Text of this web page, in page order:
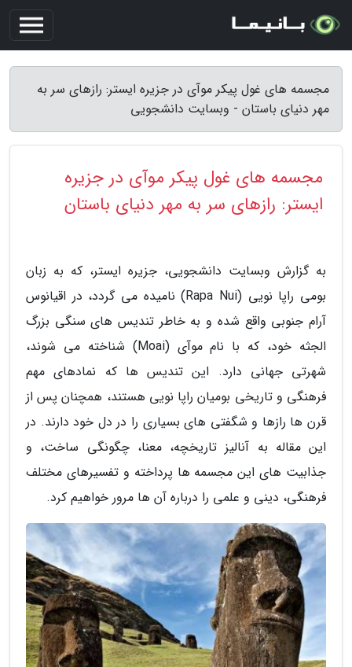
مجسمه های غول پیکر موآی در جزیره ایستر: رازهای سر به
مهر دنیای باستان - وبسایت دانشجویی
مجسمه های غول پیکر موآی در جزیره
ایستر: رازهای سر به مهر دنیای باستان
به گزارش وبسایت دانشجویی، جزیره ایستر، که به زبان
بومی راپا نویی (Rapa Nui) نامیده می گردد، در اقیانوس
آرام جنوبی واقع شده و به خاطر تندیس های سنگی بزرگ
الجثه خود، که با نام موآی (Moai) شناخته می شوند،
شهرتی جهانی دارد. این تندیس ها که نمادهای مهم
فرهنگی و تاریخی بومیان راپا نویی هستند، همچنان پس از
قرن ها رازها و شگفتی های بسیاری را در دل خود دارند. در
این مقاله به آنالیز تاریخچه، معنا، چگونگی ساخت، و
جذابیت های این مجسمه ها پرداخته و تفسیرهای مختلف
فرهنگی، دینی و علمی را درباره آن ها مرور خواهیم کرد.